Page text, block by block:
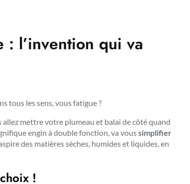
: l’invention qui va
tous les sens, vous fatigue ?
mettre votre plumeau et balai de côté quand
engin à double fonction, va voussimplifier
des matières sèches, humides et liquides, en
!